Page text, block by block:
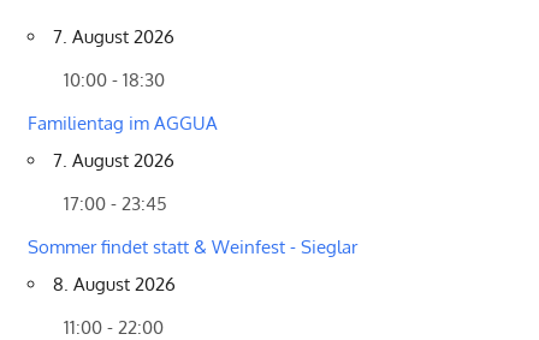
7. August 2026
10:00 - 18:30
Familientag im AGGUA
7. August 2026
17:00 - 23:45
Sommer findet statt & Weinfest - Sieglar
8. August 2026
11:00 - 22:00